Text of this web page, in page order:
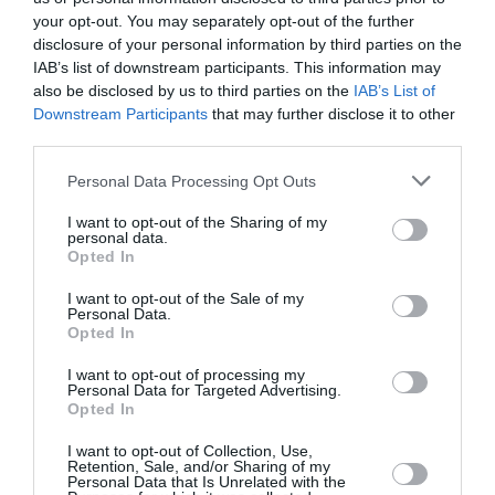
your opt-out. You may separately opt-out of the further
disclosure of your personal information by third parties on the
IAB’s list of downstream participants. This information may
also be disclosed by us to third parties on the IAB’s List of
Downstream Participants that may further disclose it to other
Personal Data Processing Opt Outs
I want to opt-out of the Sharing of my
personal data.
Opted In
I want to opt-out of the Sale of my
Personal Data.
Opted In
I want to opt-out of processing my
Personal Data for Targeted Advertising.
Opted In
I want to opt-out of Collection, Use,
Retention, Sale, and/or Sharing of my
Personal Data that Is Unrelated with the
Anna Stazzi a commenté :
8 mars 2021 - 13 h 35 min
Quelques jours de garde à vue en Bulgarie vont refroidir ses
ardeurs.
RÉPONDRE
mavricka commenté :
8 mars 2021 - 21 h 23 min
Il est à souhaiter que, quelles que soient les sanctions
infligées à l’individu, Air France va lui envoyer la facture du
déroutement ; et elle sera salée . Ca devrait aussi le calmer
pour un bon moment .
blessures sur personnes détenant la sécurité du vol, mise en
danger des passagers, mise en danger de la sécurité du vol
RÉPONDRE